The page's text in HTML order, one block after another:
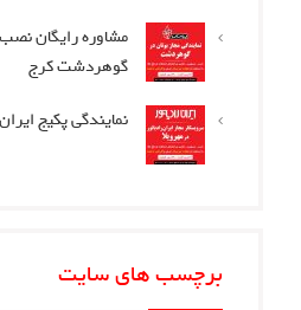
مشاوره رایگان
گوهردشت کرج
نمایندگی پکیج
برچسب های سایت